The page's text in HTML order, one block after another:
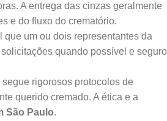
A entrega das cinzas geralmente
e do fluxo do crematório.
um ou dois representantes da
quando possível e
rigorosos protocolos de
querido cremado. A ética e a
São Paulo.